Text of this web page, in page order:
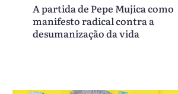
A partida de Pepe Mujica como
manifesto radical contra a
desumanização da vida